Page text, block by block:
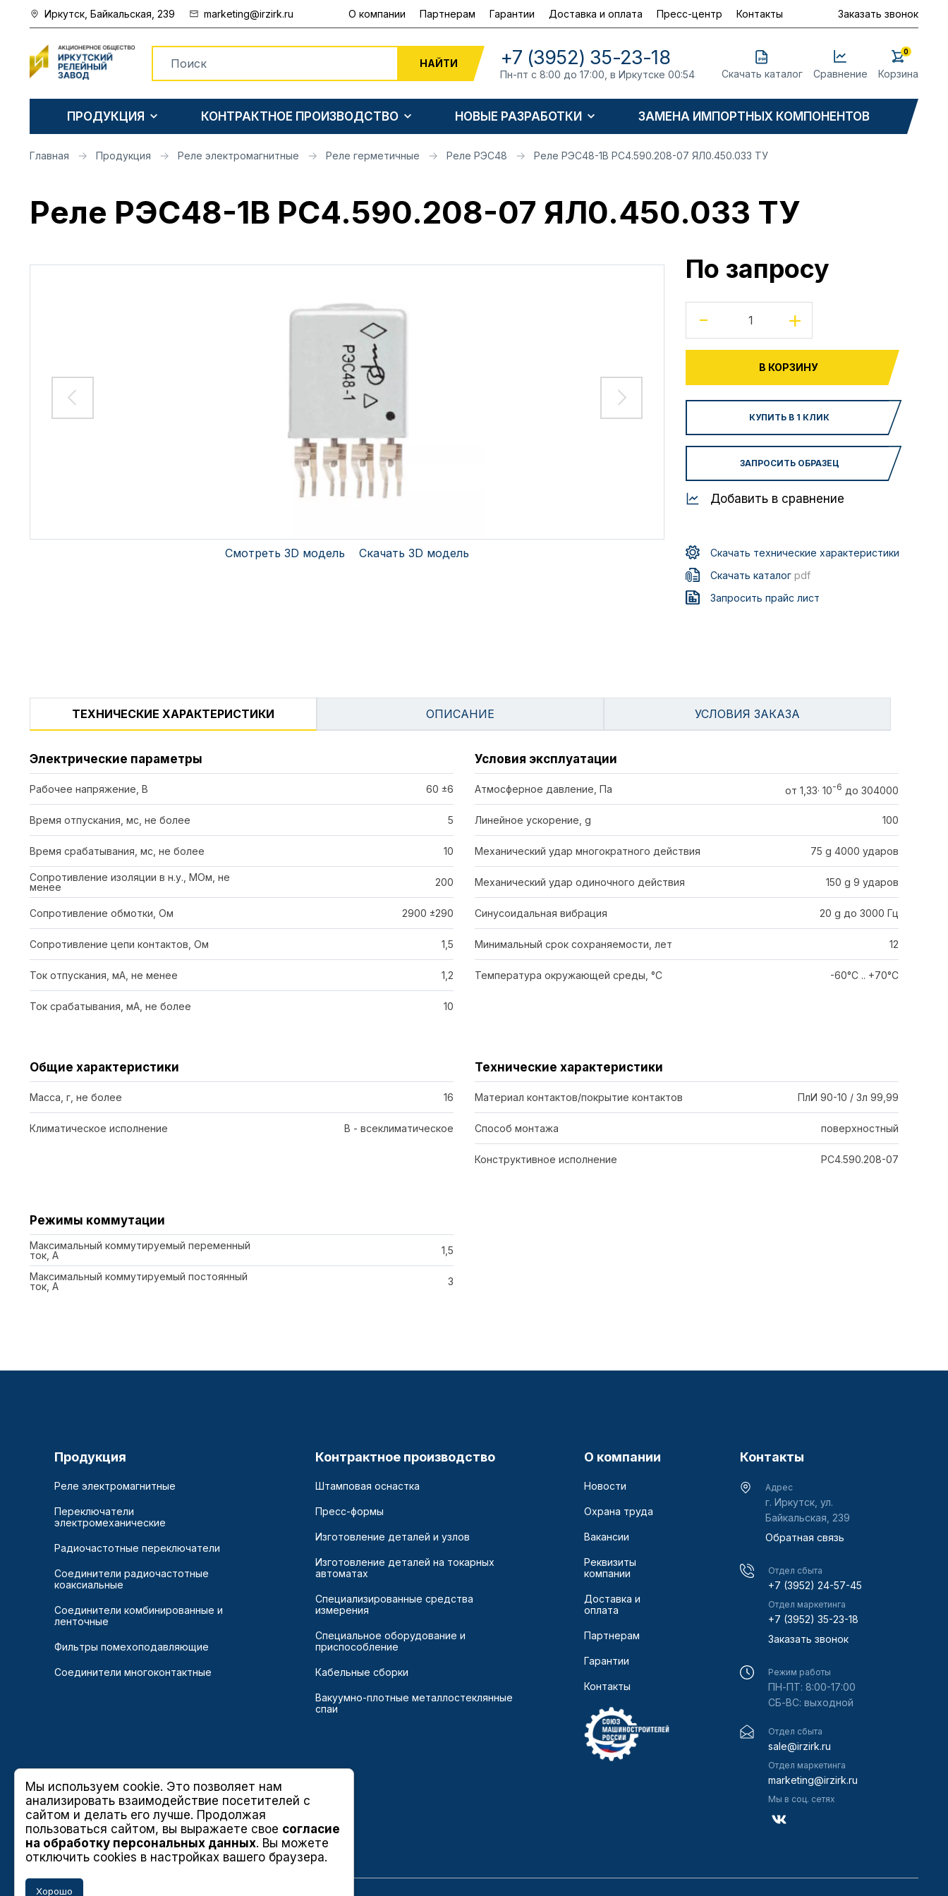
Иркутск, Байкальская, 239 marketing@irzirk.ru О компании Партнерам Гарантии Доставка и оплата Пресс-центр Контакты Заказать звонок
НАЙТИ +7 (3952) 35-23-18
Пн-пт с 8:00 до 17:00, в Иркутске 00:54 Скачать каталог Сравнение Корзина
0
ПРОДУКЦИЯ КОНТРАКТНОЕ ПРОИЗВОДСТВО НОВЫЕ РАЗРАБОТКИ ЗАМЕНА ИМПОРТНЫХ КОМПОНЕНТОВ
Главная Продукция Реле электромагнитные Реле герметичные Реле РЭС48 Реле РЭС48-1В РС4.590.208-07 ЯЛ0.450.033 ТУ
Реле РЭС48-1В РС4.590.208-07 ЯЛ0.450.033 ТУ
Смотреть 3D модель Скачать 3D модель
По запросу
-
+
В КОРЗИНУ
КУПИТЬ В 1 КЛИК
ЗАПРОСИТЬ ОБРАЗЕЦ
Добавить в сравнение
Скачать технические характеристики
Скачать каталог pdf
Запросить прайс лист
ТЕХНИЧЕСКИЕ ХАРАКТЕРИСТИКИ ОПИСАНИЕ УСЛОВИЯ ЗАКАЗА
Электрические параметры
Рабочее напряжение, В 60 ±6
Время отпускания, мс, не более 5
Время срабатывания, мс, не более 10
Сопротивление изоляции в н.у., МОм, не
менее
200
Сопротивление обмотки, Ом 2900 ±290
Сопротивление цепи контактов, Ом 1,5
Ток отпускания, мА, не менее 1,2
Ток срабатывания, мА, не более 10
Условия эксплуатации
Атмосферное давление, Па от 1,33· 10-6 до 304000
Линейное ускорение, g 100
Механический удар многократного действия 75 g 4000 ударов
Механический удар одиночного действия 150 g 9 ударов
Синусоидальная вибрация 20 g до 3000 Гц
Минимальный срок сохраняемости, лет 12
Температура окружающей среды, °C -60°C .. +70°C
Общие характеристики
Масса, г, не более 16
Климатическое исполнение В - всеклиматическое
Технические характеристики
Материал контактов/покрытие контактов ПлИ 90-10 / Зл 99,99
Способ монтажа поверхностный
Конструктивное исполнение РС4.590.208-07
Режимы коммутации
Максимальный коммутируемый переменный
ток, А
1,5
Максимальный коммутируемый постоянный
ток, А
3
Продукция
Реле электромагнитные
Переключатели
электромеханические
Радиочастотные переключатели
Соединители радиочастотные
коаксиальные
Соединители комбинированные и
ленточные
Фильтры помехоподавляющие
Соединители многоконтактные
Контрактное производство
Штамповая оснастка
Пресс-формы
Изготовление деталей и узлов
Изготовление деталей на токарных
автоматах
Специализированные средства
измерения
Специальное оборудование и
приспособление
Кабельные сборки
Вакуумно-плотные металлостеклянные
спаи
О компании
Новости
Охрана труда
Вакансии
Реквизиты
компании
Доставка и
оплата
Партнерам
Гарантии
Контакты
Контакты
Адрес
г. Иркутск, ул.
Байкальская, 239
Обратная связь
Отдел сбыта
+7 (3952) 24-57-45
Отдел маркетинга
+7 (3952) 35-23-18
Заказать звонок
Режим работы
ПН-ПТ: 8:00-17:00
СБ-ВС: выходной
Отдел сбыта
sale@irzirk.ru
Отдел маркетинга
marketing@irzirk.ru
Мы в соц. сетях
Мы используем cookie. Это позволяет нам
анализировать взаимодействие посетителей с
сайтом и делать его лучше. Продолжая
пользоваться сайтом, вы выражаете свое согласие
на обработку персональных данных. Вы можете
отключить cookies в настройках вашего браузера.
Хорошо